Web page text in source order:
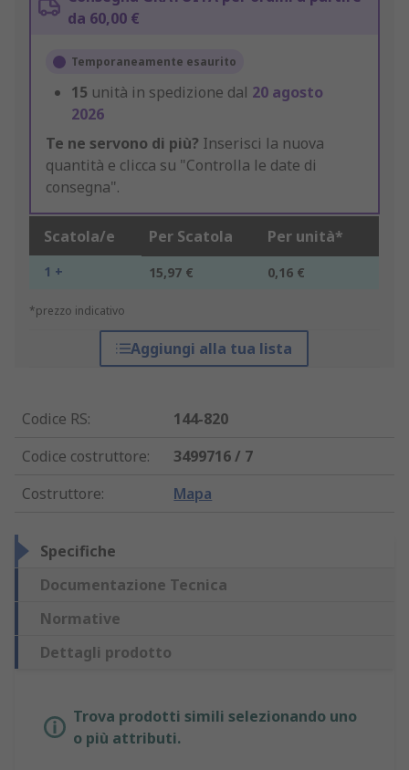
da 60,00 €
Temporaneamente esaurito
15 unità in spedizione dal 20 agosto
2026
Te ne servono di più? Inserisci la nuova
quantità e clicca su "Controlla le date di
consegna".
Scatola/e Per Scatola Per unità*
1 + 15,97 € 0,16 €
*prezzo indicativo
Aggiungi alla tua lista
Codice RS:
144-820
Codice costruttore:
3499716 / 7
Costruttore: Mapa
Specifiche
Documentazione Tecnica
Normative
Dettagli prodotto
Trova prodotti simili selezionando uno
o più attributi.